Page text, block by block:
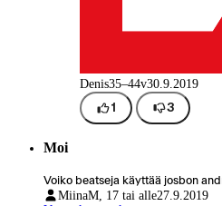
Denis35–44v30.9.2019
1 3
Moi
Voiko beatseja käyttää josbon
MiinaM, 17 tai alle27.9.2019